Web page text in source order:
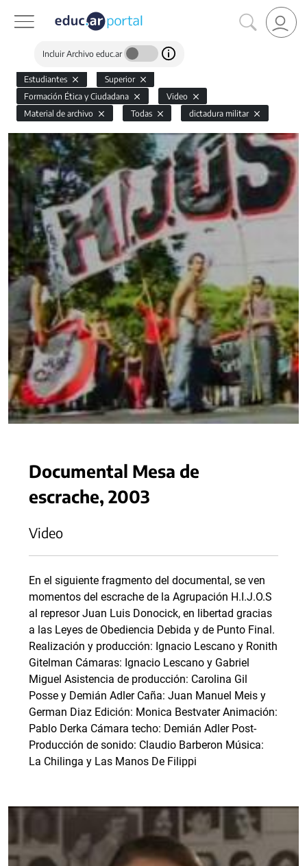
Incluir Archivo educ.ar
Estudiantes
Superior
Formación Ética y Ciudadana
Video
Material de archivo
Todas dictadura militar
Documental Mesa de
escrache, 2003
Video
En el siguiente fragmento del documental, se ven
momentos del escrache de la Agrupación H.I.J.O.S
al represor Juan Luis Donocick, en libertad gracias
a las Leyes de Obediencia Debida y de Punto Final.
Realización y producción: Ignacio Lescano y Ronith
Gitelman Cámaras: Ignacio Lescano y Gabriel
Miguel Asistencia de producción: Carolina Gil
Posse y Demián Adler Caña: Juan Manuel Meis y
German Diaz Edición: Monica Bestvater Animación:
Pablo Derka Cámara techo: Demián Adler Post-
Producción de sonido: Claudio Barberon Música:
La Chilinga y Las Manos De Filippi